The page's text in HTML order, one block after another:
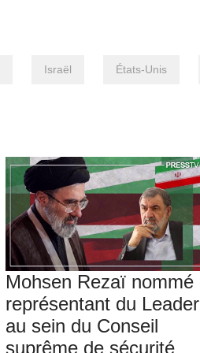
Israël États-Unis
Mohsen Rezaï nommé
représentant du Leader
au sein du Conseil
suprême de sécurité